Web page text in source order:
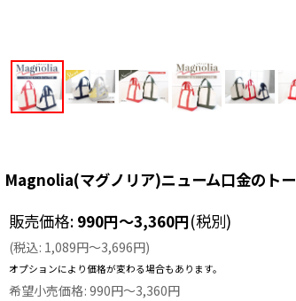
Magnolia(マグノリア)ニューム口金のト
販売価格: 990円～3,360円(税別)
(税込: 1,089円～3,696円)
オプションにより価格が変わる場合もあります。
希望小売価格: 990円～3,360円